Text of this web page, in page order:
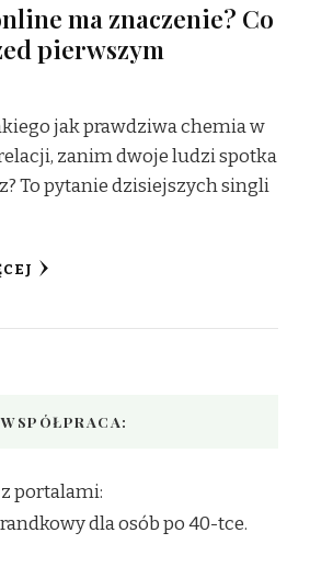
ma znaczenie? Co
pierwszym
jak prawdziwa chemia w
zanim dwoje ludzi spotka
To pytanie dzisiejszych singli
WSPÓŁPRACA:
portalami:
dla osób po 40-tce.